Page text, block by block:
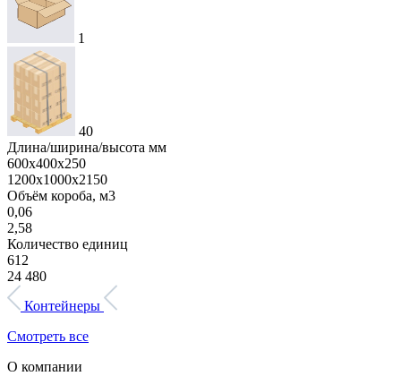
1
40
Длина/ширина/высота мм
600х400х250
1200х1000х2150
Объём короба, м3
0,06
2,58
Количество единиц
612
24 480
Контейнеры
Смотреть все
О компании